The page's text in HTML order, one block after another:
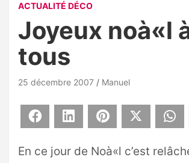
ACTUALITÉ DÉCO
Joyeux noà«l
tous
25 décembre 2007 Manuel
Facebook LinkedIn Pinterest
En ce jour de Noà«l c’est